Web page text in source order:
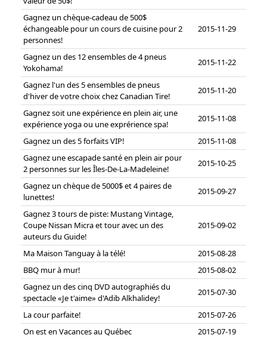
Gagnez un chèque-cadeau de 500$
échangeable pour un cours de cuisine pour 2
personnes!
2015-11-29
Gagnez un des 12 ensembles de 4 pneus
Yokohama!
2015-11-22
Gagnez l'un des 5 ensembles de pneus
d'hiver de votre choix chez Canadian Tire!
2015-11-20
Gagnez soit une expérience en plein air, une
expérience yoga ou une exprérience spa!
2015-11-08
Gagnez un des 5 forfaits VIP!
2015-11-08
Gagnez une escapade santé en plein air pour
2 personnes sur les Îles-De-La-Madeleine!
2015-10-25
Gagnez un chèque de 5000$ et 4 paires de
lunettes!
2015-09-27
Gagnez 3 tours de piste: Mustang Vintage,
Coupe Nissan Micra et tour avec un des
auteurs du Guide!
2015-09-02
Ma Maison Tanguay à la télé!
2015-08-28
BBQ mur à mur!
2015-08-02
Gagnez un des cinq DVD autographiés du
spectacle «Je t'aime» d'Adib Alkhalidey!
2015-07-30
La cour parfaite!
2015-07-26
On est en Vacances au Québec
2015-07-19